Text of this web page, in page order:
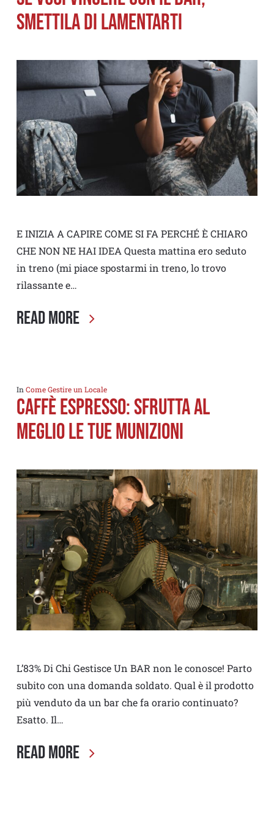
SMETTILA DI LAMENTARTI
E INIZIA A CAPIRE COME SI FA PERCHÉ È CHIARO
CHE NON NE HAI IDEA Questa mattina ero seduto
in treno (mi piace spostarmi in treno, lo trovo
rilassante e…
Read More
In Come Gestire un Locale
Caffè espresso: Sfrutta al
meglio le tue munizioni
L’83% Di Chi Gestisce Un BAR non le conosce! Parto
subito con una domanda soldato. Qual è il prodotto
più venduto da un bar che fa orario continuato?
Esatto. Il…
Read More